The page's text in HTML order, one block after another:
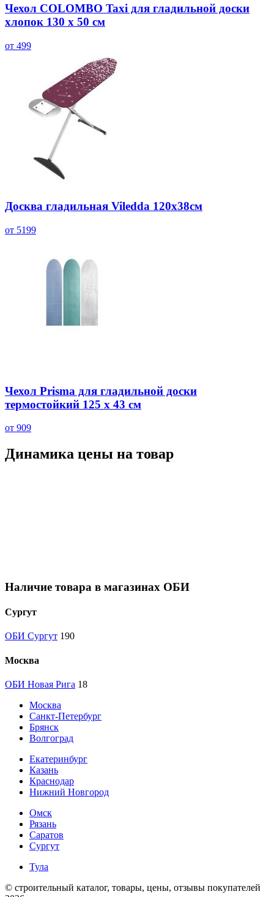
Чехол COLOMBO Taxi для гладильной доски
хлопок 130 х 50 см
от 499
Досква гладильная Viledda 120х38см
от 5199
Чехол Prisma для гладильной доски
термостойкий 125 х 43 см
от 909
Динамика цены на товар
Наличие товара в магазинах ОБИ
Сургут
ОБИ Сургут 190
Москва
ОБИ Новая Рига 18
Москва
Санкт-Петербург
Брянск
Волгоград
Екатеринбург
Казань
Краснодар
Нижний Новгород
Омск
Рязань
Саратов
Сургут
Тула
© строительный каталог, товары, цены, отзывы покупателей